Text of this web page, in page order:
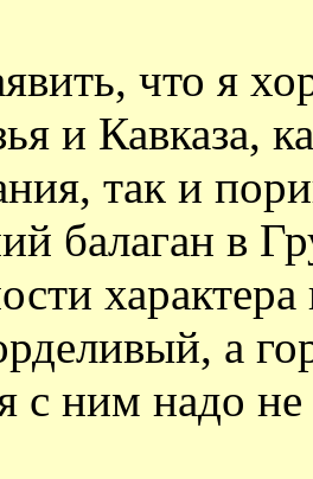
что я
и Кавказа,
так и
балаган в
а
с ним надо